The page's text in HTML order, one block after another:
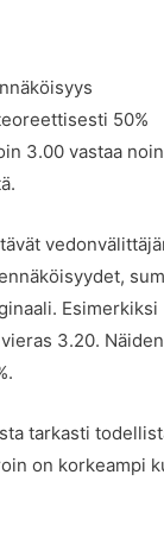
50%
3.00 vastaa
Esimerkiksi
3.20. Näiden
tarkasti
on korkeampi